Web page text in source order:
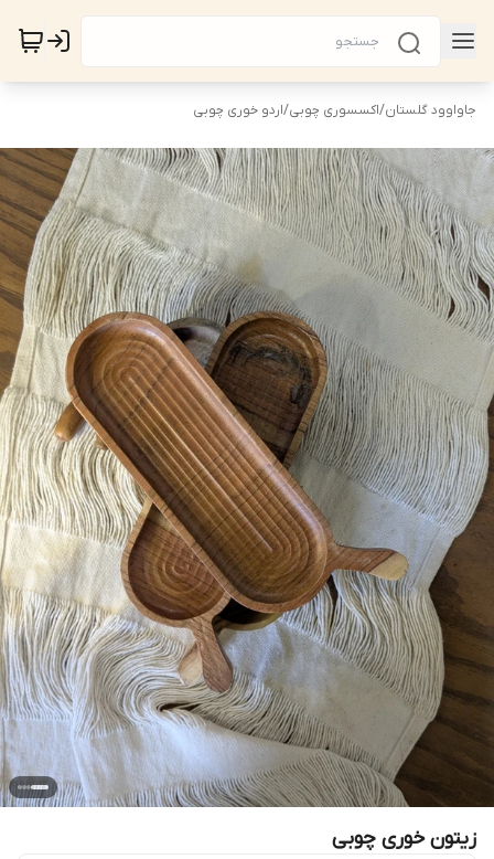
جاواوود گلستان/اکسسوری چوبی/اردو خوری چوبی
زیتون خوری چوبی